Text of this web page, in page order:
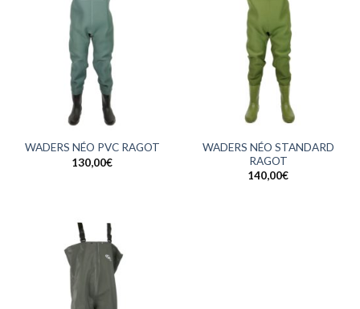
WADERS NÉO PVC RAGOT
130,00€
WADERS NÉO STANDARD
RAGOT
140,00€